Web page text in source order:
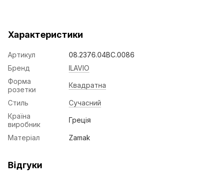
Характеристики
Артикул
08.2376.04BC.0086
Бренд
ILAVIO
Форма
розетки
Квадратна
Стиль
Сучасний
Країна
виробник
Греція
Матеріал Zamak
Відгуки